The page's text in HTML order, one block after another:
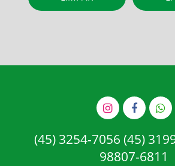
(45) 3254-7056 (45)
98807-6811